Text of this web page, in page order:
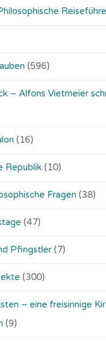
(596)
– Alfons Vietmeier
(16)
Republik (10)
Fragen (38)
(47)
Pfingstler (7)
(300)
– eine freisinnige
(9)